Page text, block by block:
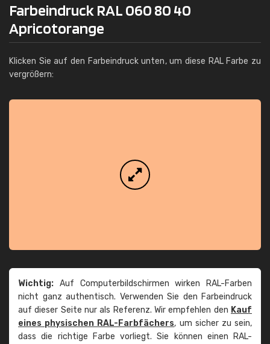
Farbeindruck RAL 060 80 40
Apricotorange
Klicken Sie auf den Farbeindruck unten, um diese RAL Farbe zu
vergrößern:
Wichtig: Auf Computerbildschirmen wirken RAL-Farben
nicht ganz authentisch. Verwenden Sie den Farbeindruck
auf dieser Seite nur als Referenz. Wir empfehlen den Kauf
eines physischen RAL-Farbfächers, um sicher zu sein,
dass die richtige Farbe vorliegt. Sie können einen RAL-